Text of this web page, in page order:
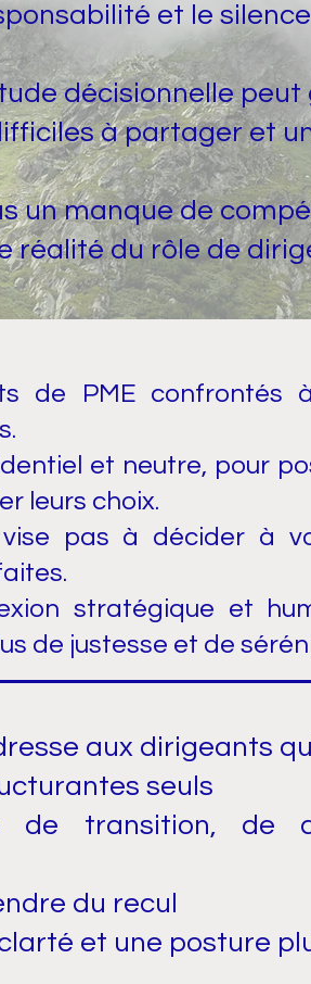
et le
décisionnelle peut
à partager et
un manque de
réalité du rôle de
de PME confrontés
et neutre, pour
leurs choix.
pas à décider à
stratégique et
de justesse et de
aux dirigeants
seuls
de transition, de
du recul
et une posture